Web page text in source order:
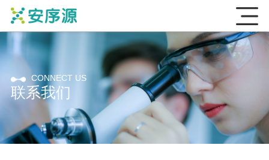
CONNECT US
联系我们